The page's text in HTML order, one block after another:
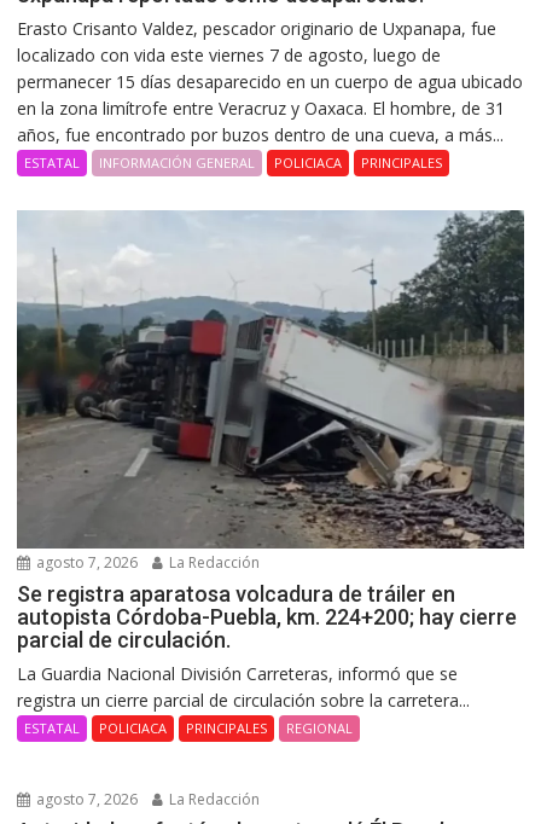
Erasto Crisanto Valdez, pescador originario de Uxpanapa, fue
localizado con vida este viernes 7 de agosto, luego de
permanecer 15 días desaparecido en un cuerpo de agua ubicado
en la zona limítrofe entre Veracruz y Oaxaca. El hombre, de 31
años, fue encontrado por buzos dentro de una cueva, a más...
ESTATAL INFORMACIÓN GENERAL POLICIACA PRINCIPALES
agosto 7, 2026 La Redacción
Se registra aparatosa volcadura de tráiler en
autopista Córdoba-Puebla, km. 224+200; hay cierre
parcial de circulación.
La Guardia Nacional División Carreteras, informó que se
registra un cierre parcial de circulación sobre la carretera...
ESTATAL POLICIACA PRINCIPALES REGIONAL
agosto 7, 2026 La Redacción